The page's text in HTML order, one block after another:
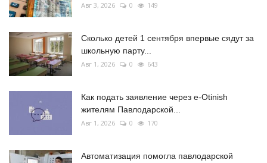
Авг 3, 2026 0 149
Сколько детей 1 сентября впервые сядут за
школьную парту...
Авг 1, 2026 0 643
Как подать заявление через e-Otinish
жителям Павлодарской...
Авг 1, 2026 0 170
Автоматизация помогла павлодарской